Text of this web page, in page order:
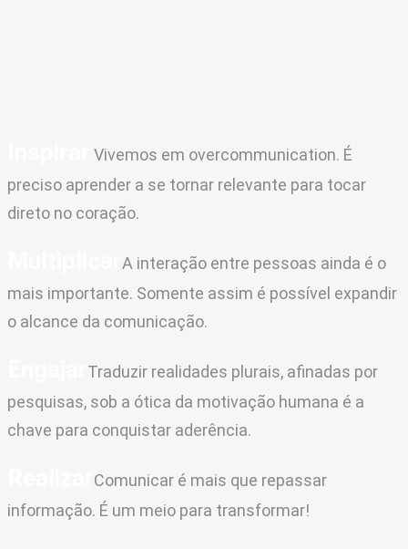
Vivemos em overcommunication. É
preciso aprender a se tornar relevante para tocar
direto no coração.
A interação entre pessoas ainda é o
mais importante. Somente assim é possível expandir
o alcance da comunicação.
Traduzir realidades plurais, afinadas por
pesquisas, sob a ótica da motivação humana é a
chave para conquistar aderência.
Comunicar é mais que repassar
informação. É um meio para transformar!